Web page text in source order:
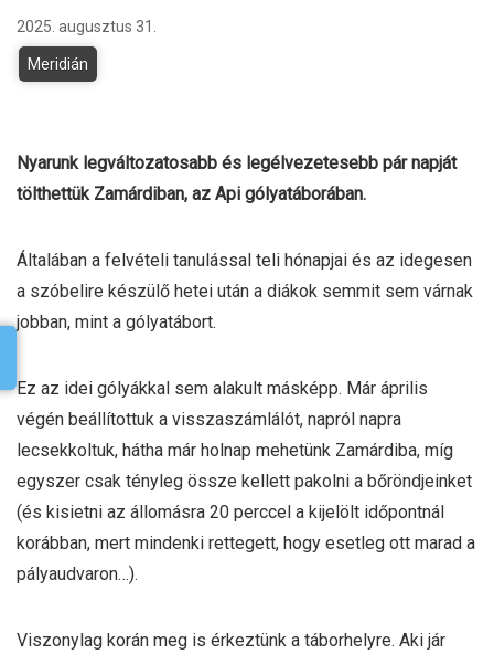
2025. augusztus 31.
Meridián
Nyarunk legváltozatosabb és legélvezetesebb pár napját
tölthettük Zamárdiban, az Api gólyatáborában.
Általában a felvételi tanulással teli hónapjai és az idegesen
a szóbelire készülő hetei után a diákok semmit sem várnak
jobban, mint a gólyatábort.
Ez az idei gólyákkal sem alakult másképp. Már április
végén beállítottuk a visszaszámlálót, napról napra
lecsekkoltuk, hátha már holnap mehetünk Zamárdiba, míg
egyszer csak tényleg össze kellett pakolni a bőröndjeinket
(és kisietni az állomásra 20 perccel a kijelölt időpontnál
korábban, mert mindenki rettegett, hogy esetleg ott marad a
pályaudvaron…).
Viszonylag korán meg is érkeztünk a táborhelyre. Aki jár